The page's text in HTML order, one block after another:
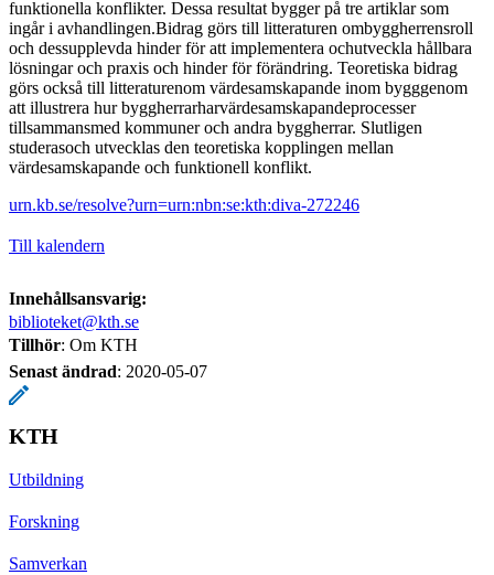
funktionella konflikter. Dessa resultat bygger på tre artiklar som
ingår i avhandlingen.Bidrag görs till litteraturen ombyggherrensroll
och dessupplevda hinder för att implementera ochutveckla hållbara
lösningar och praxis och hinder för förändring. Teoretiska bidrag
görs också till litteraturenom värdesamskapande inom bygggenom
att illustrera hur byggherrarharvärdesamskapandeprocesser
tillsammansmed kommuner och andra byggherrar. Slutligen
studerasoch utvecklas den teoretiska kopplingen mellan
värdesamskapande och funktionell konflikt.
urn.kb.se/resolve?urn=urn:nbn:se:kth:diva-272246
Till kalendern
Innehållsansvarig:
biblioteket@kth.se
Tillhör: Om KTH
Senast ändrad: 2020-05-07
KTH
Utbildning
Forskning
Samverkan